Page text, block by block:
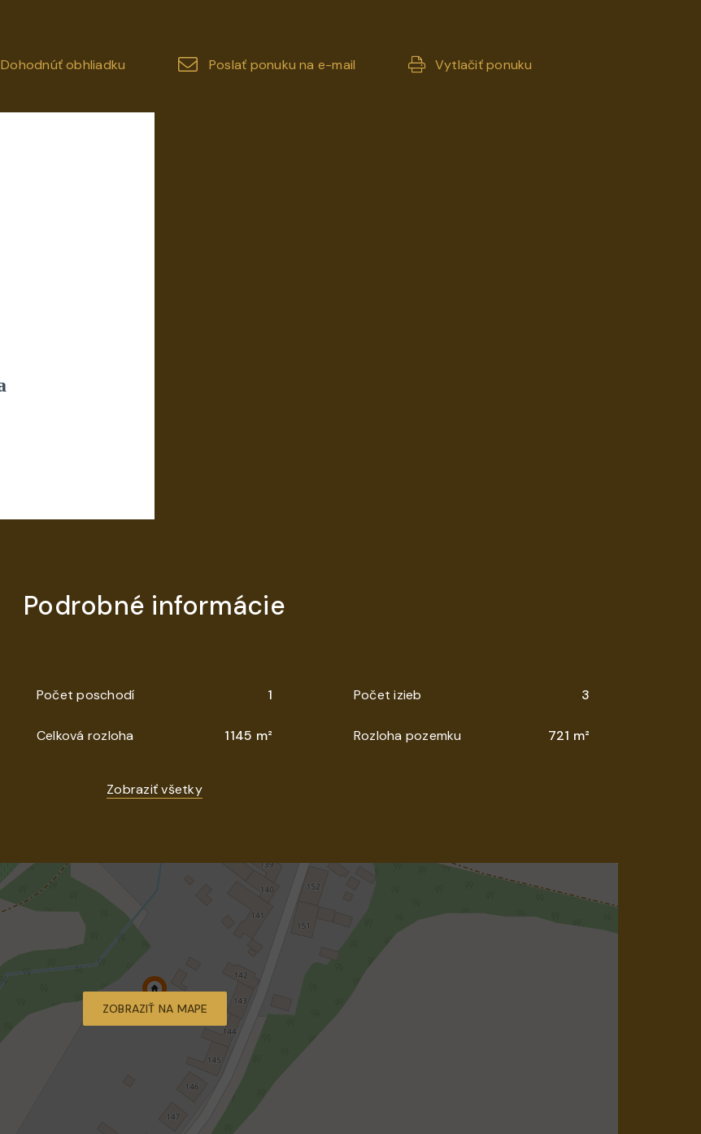
Dohodnúť obhliadku Poslať ponuku na e-mail Vytlačiť ponuku
Podrobné informácie
Počet poschodí 1 Počet izieb 3
Celková rozloha 1145 m² Rozloha pozemku 721 m²
Zobraziť všetky
ZOBRAZIŤ NA MAPE